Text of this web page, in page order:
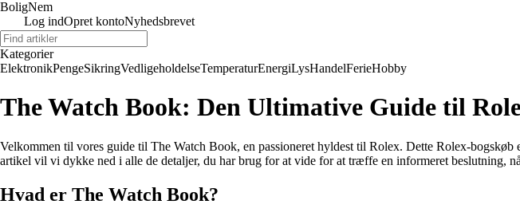
BoligNem
Log indOpret kontoNyhedsbrevet
Kategorier
ElektronikPengeSikringVedligeholdelseTemperaturEnergiLysHandelFerieHobby
The Watch Book: Den Ultimative Guide til
Velkommen til vores guide til The Watch Book, en passioneret hyldest til Rolex. Dette Rolex-
artikel vil vi dykke ned i alle de detaljer, du har brug for at vide for at træffe en informeret beslutning,
Hvad er The Watch Book?